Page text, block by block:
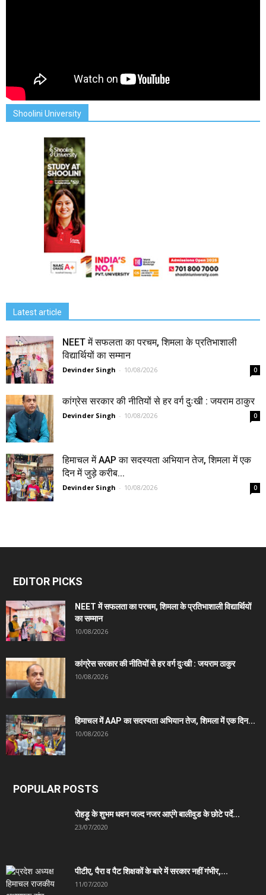
Shoolini University
Latest article
NEET में सफलता का परचम, शिमला के प्रतिभाशाली
विद्यार्थियों का सम्मान
Devinder Singh - 10/08/2026 0
कांग्रेस सरकार की नीतियों से हर वर्ग दुःखी : जयराम ठाकुर
Devinder Singh - 10/08/2026 0
हिमाचल में AAP का सदस्यता अभियान तेज, शिमला में एक
दिन में जुड़े करीब...
Devinder Singh - 10/08/2026 0
EDITOR PICKS
NEET में सफलता का परचम, शिमला के प्रतिभाशाली विद्यार्थियों
का सम्मान
10/08/2026
कांग्रेस सरकार की नीतियों से हर वर्ग दुःखी : जयराम ठाकुर
10/08/2026
हिमाचल में AAP का सदस्यता अभियान तेज, शिमला में एक दिन...
10/08/2026
POPULAR POSTS
रोहड़ू के शुभम धवन जल्द नजर आएंगे बालीवुड के छोटे पर्दे...
23/07/2020
पीटीए, पैरा व पैट शिक्षकों के बारे में सरकार नहीं गंभीर,...
11/07/2020